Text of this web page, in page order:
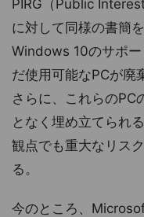
PIRG（Public
に対して同様の書簡
Windows 10のサポー
だ使用可能なPCが廃
さらに、これらのPC
となく埋め立てられ
観点でも重大なリス
る。
今のところ、